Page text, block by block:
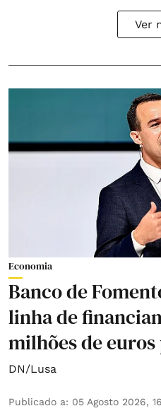
Ver
Economia
Banco de
linha de
milhões de
DN/Lusa
Publicado a: 05 Agosto 2026,